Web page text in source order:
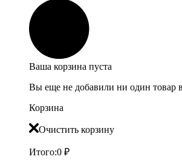
Ваша корзина пуста
Вы еще не добавили ни один товар
Корзина
Очистить корзину
Итого:0 ₽